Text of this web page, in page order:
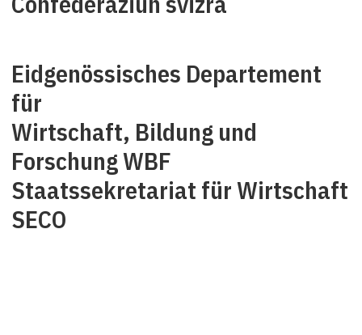
Eidgenössisches Departement
für
Wirtschaft, Bildung und
Forschung WBF
Staatssekretariat für Wirtschaft
SECO